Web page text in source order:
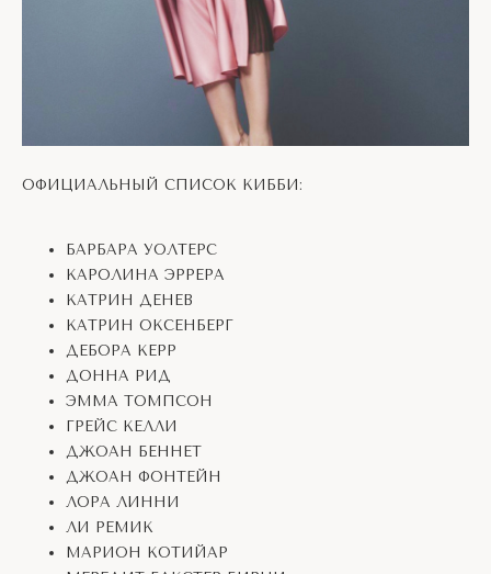
ОФИЦИАЛЬНЫЙ СПИСОК КИББИ:
БАРБАРА УОЛТЕРС
КАРОЛИНА ЭРРЕРА
КАТРИН ДЕНЕВ
КАТРИН ОКСЕНБЕРГ
ДЕБОРА КЕРР
ДОННА РИД
ЭММА ТОМПСОН
ГРЕЙС КЕЛЛИ
ДЖОАН БЕННЕТ
ДЖОАН ФОНТЕЙН
ЛОРА ЛИННИ
ЛИ РЕМИК
МАРИОН КОТИЙАР